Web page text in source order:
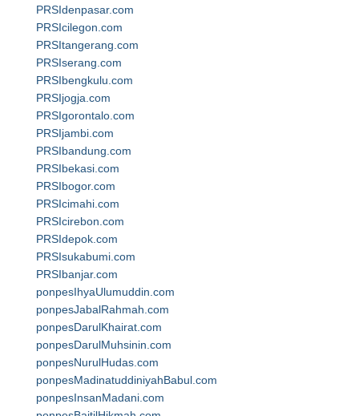
PRSIdenpasar.com
PRSIcilegon.com
PRSItangerang.com
PRSIserang.com
PRSIbengkulu.com
PRSIjogja.com
PRSIgorontalo.com
PRSIjambi.com
PRSIbandung.com
PRSIbekasi.com
PRSIbogor.com
PRSIcimahi.com
PRSIcirebon.com
PRSIdepok.com
PRSIsukabumi.com
PRSIbanjar.com
ponpesIhyaUlumuddin.com
ponpesJabalRahmah.com
ponpesDarulKhairat.com
ponpesDarulMuhsinin.com
ponpesNurulHudas.com
ponpesMadinatuddiniyahBabul.com
ponpesInsanMadani.com